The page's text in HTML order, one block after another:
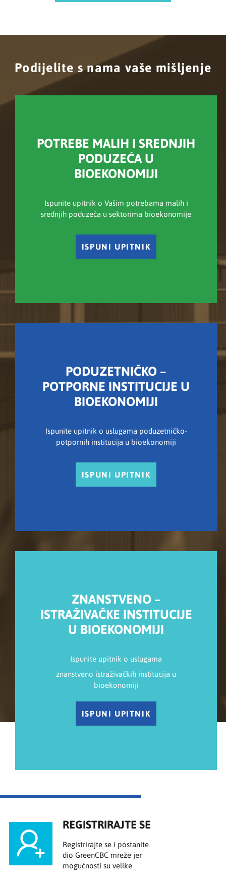
Podijelite s nama vaše mišljenje
POTREBE MALIH I SREDNJIH
PODUZEĆA U
BIOEKONOMIJI
Ispunite upitnik o Vašim potrebama malih i
srednjih poduzeća u sektorima bioekonomije
ISPUNI UPITNIK
PODUZETNIČKO –
POTPORNE INSTITUCIJE U
BIOEKONOMIJI
Ispunite upitnik o uslugama poduzetničko-
potpornih institucija u bioekonomiji
ISPUNI UPITNIK
ZNANSTVENO –
ISTRAŽIVAČKE INSTITUCIJE
U BIOEKONOMIJI
Ispunite upitnik o uslugama
znanstveno istraživačkih institucija u
bioekonomiji
ISPUNI UPITNIK
REGISTRIRAJTE SE
Registrirajte se i postanite
dio GreenCBC mreže jer
mogućnosti su velike